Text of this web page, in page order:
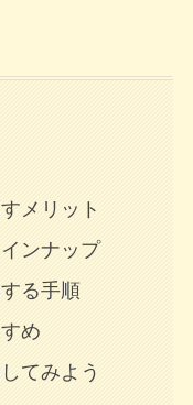
メリット
ンナップ
る手順
め
てみよう